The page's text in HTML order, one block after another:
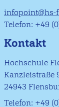
infopoint@hs-
Telefon: +49
Kontakt
Hochschule
Kanzleistraße
24943
Telefon: +49